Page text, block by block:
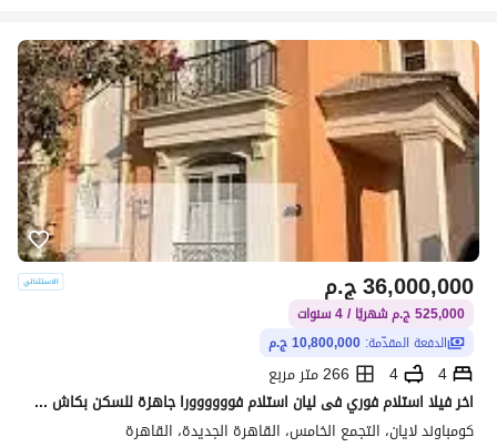
ج.م36,000,000
525,000 ج.م شهريًا / 4 سنوات
الدفعة المقدّمة: 10,800,000 ج.م
4
4
266 متر مربع
اخر فيلا استلام فوري فى ليان استلام فوووووورا جاهزة للسكن بكاش ( 10 مليون )
كومباوند لايان، التجمع الخامس، القاهرة الجديدة، القاهرة